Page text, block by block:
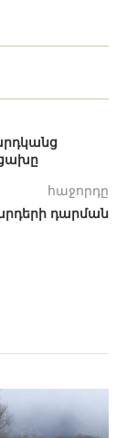
հաջորդը
դարման